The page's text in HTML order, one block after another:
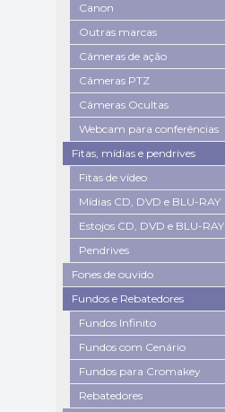
Canon
Outras marcas
Câmeras de ação
Câmeras PTZ
Câmeras Ocultas
Webcam para conferências
Fitas, mídias e pendrives
Fitas de vídeo
Mídias CD, DVD e BLU-RAY
Estojos CD, DVD e BLU-RAY
Pendrives
Fones de ouvido
Fundos e Rebatedores
Fundos Infinito
Fundos com Cenário
Fundos para Cromakey
Rebatedores